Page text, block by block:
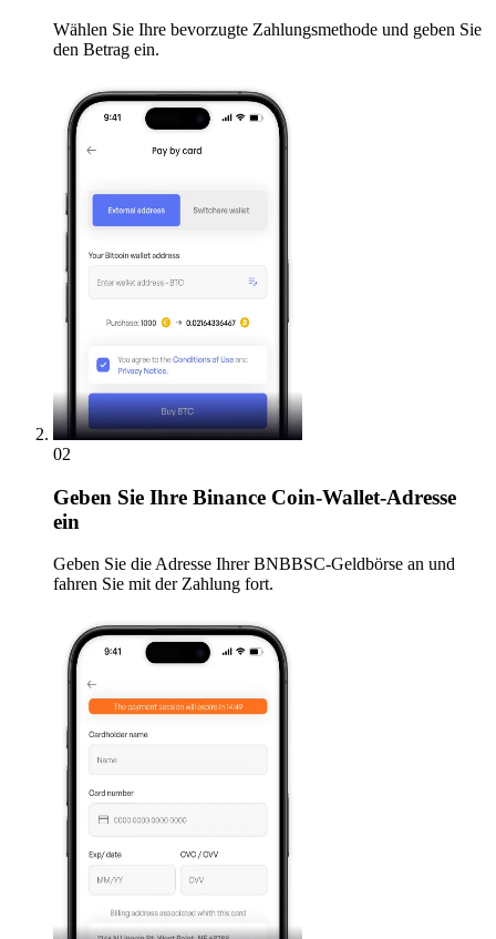
Wählen Sie Ihre bevorzugte Zahlungsmethode und geben Sie
den Betrag ein.
02
Geben Sie Ihre Binance Coin-Wallet-Adresse
ein
Geben Sie die Adresse Ihrer BNBBSC-Geldbörse an und
fahren Sie mit der Zahlung fort.